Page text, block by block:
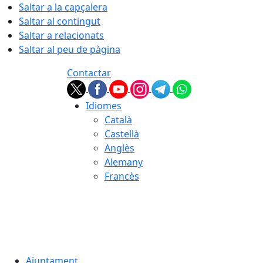
Saltar a la capçalera
Saltar al contingut
Saltar a relacionats
Saltar al peu de pàgina
Contactar
Idiomes
Català
Castellà
Anglès
Alemany
Francès